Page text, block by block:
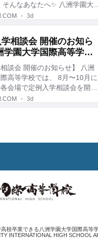
校卒業できる八洲学園大学国際高等
INTERNATIONAL HIGH SCHOOL